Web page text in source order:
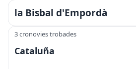
la Bisbal d'Empordà
3 cronovies trobades
Cataluña